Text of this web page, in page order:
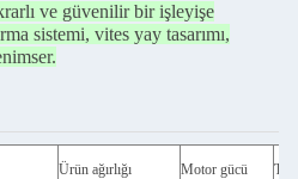
ve güvenilir bir işleyişe
sistemi, vites yay tasarımı,
Ürün ağırlığı Motor gücü